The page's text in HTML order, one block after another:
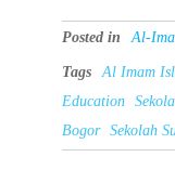
Posted in Al-
Tags Al Imam
Education
Bogor
Sekolah